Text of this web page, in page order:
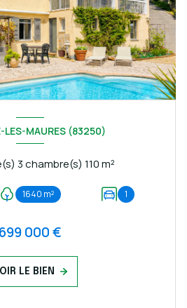
LES-MAURES (83250)
Villa 5 pièce(s) 3 chambre(s) 110 m²
1640 m² 1
699 000 €
LE BIEN